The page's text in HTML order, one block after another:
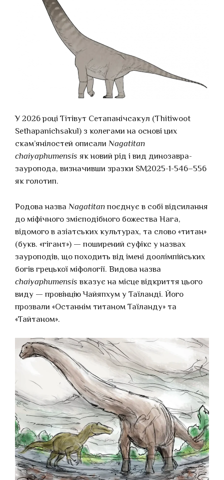
У 2026 році Тітівут Сетапанічсакул (Thitiwoot
Sethapanichsakul) з колегами на основі цих
скам’янілостей описали Nagatitan
chaiyaphumensis як новий рід і вид динозавра-
зауропода, визначивши зразки SM2025-1-546–556
як голотип.
Родова назва Nagatitanпоєднує в собі відсилання
до міфічного змієподібного божества Нага,
відомого в азіатських культурах, та слово «титан»
(букв. «гігант») — поширений суфікс у назвах
зауроподів, що походить від імені доолімпійських
богів грецької міфології. Видова назва
chaiyaphumensis вказує на місце відкриття цього
виду — провінцію Чайяпхум у Таїланді. Його
прозвали «Останнім титаном Таїланду» та
«Тайтаном».